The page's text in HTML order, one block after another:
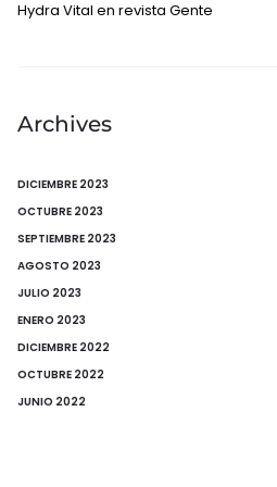
Hydra Vital en revista Gente
Archives
DICIEMBRE 2023
OCTUBRE 2023
SEPTIEMBRE 2023
AGOSTO 2023
JULIO 2023
ENERO 2023
DICIEMBRE 2022
OCTUBRE 2022
JUNIO 2022